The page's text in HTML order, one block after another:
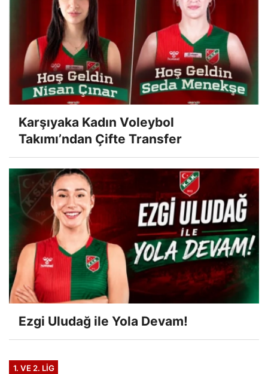
Karşıyaka Kadın Voleybol
Takımı’ndan Çifte Transfer
Ezgi Uludağ ile Yola Devam!
1. VE 2. LIG